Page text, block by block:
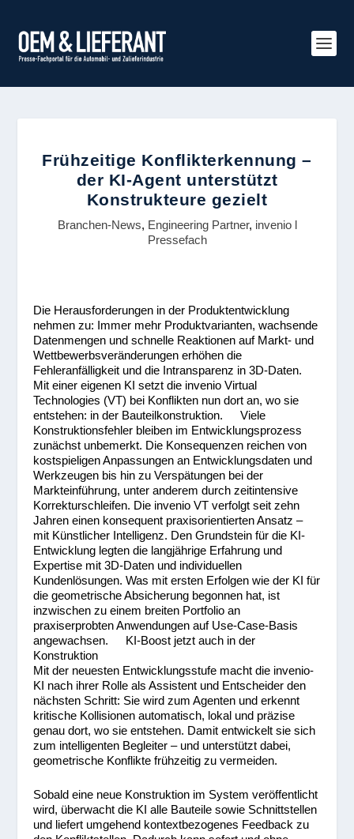
Frühzeitige Konflikterkennung –
der KI-Agent unterstützt
Konstrukteure gezielt
Branchen-News, Engineering Partner, invenio l
Pressefach
Die Herausforderungen in der Produktentwicklung
nehmen zu: Immer mehr Produktvarianten, wachsende
Datenmengen und schnelle Reaktionen auf Markt- und
Wettbewerbsveränderungen erhöhen die
Fehleranfälligkeit und die Intransparenz in 3D-Daten.
Mit einer eigenen KI setzt die invenio Virtual
Technologies (VT) bei Konflikten nun dort an, wo sie
entstehen: in der Bauteilkonstruktion. Viele
Konstruktionsfehler bleiben im Entwicklungsprozess
zunächst unbemerkt. Die Konsequenzen reichen von
kostspieligen Anpassungen an Entwicklungsdaten und
Werkzeugen bis hin zu Verspätungen bei der
Markteinführung, unter anderem durch zeitintensive
Korrekturschleifen. Die invenio VT verfolgt seit zehn
Jahren einen konsequent praxisorientierten Ansatz –
mit Künstlicher Intelligenz. Den Grundstein für die KI-
Entwicklung legten die langjährige Erfahrung und
Expertise mit 3D-Daten und individuellen
Kundenlösungen. Was mit ersten Erfolgen wie der KI für
die geometrische Absicherung begonnen hat, ist
inzwischen zu einem breiten Portfolio an
praxiserprobten Anwendungen auf Use-Case-Basis
angewachsen. KI-Boost jetzt auch in der
Konstruktion
Mit der neuesten Entwicklungsstufe macht die invenio-
KI nach ihrer Rolle als Assistent und Entscheider den
nächsten Schritt: Sie wird zum Agenten und erkennt
kritische Kollisionen automatisch, lokal und präzise
genau dort, wo sie entstehen. Damit entwickelt sie sich
zum intelligenten Begleiter – und unterstützt dabei,
geometrische Konflikte frühzeitig zu vermeiden.
Sobald eine neue Konstruktion im System veröffentlicht
wird, überwacht die KI alle Bauteile sowie Schnittstellen
und liefert umgehend kontextbezogenes Feedback zu